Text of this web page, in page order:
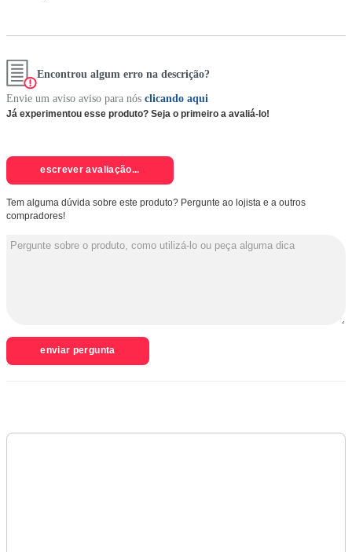
Encontrou algum erro na descrição?
Envie um aviso aviso para nós clicando aqui
Já experimentou esse produto? Seja o primeiro a avaliá-lo!
escrever avaliação...
Tem alguma dúvida sobre este produto? Pergunte ao lojista e a outros
compradores!
enviar pergunta